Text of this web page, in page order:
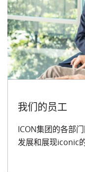
我们的员工
ICON集团的各部
发展和展现iconic